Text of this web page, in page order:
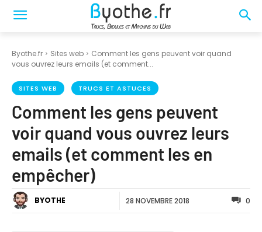
Byothe.fr Sites web
Comment les gens peuvent voir quand
vous ouvrez leurs emails (et comment...
SITES WEB TRUCS ET ASTUCES
Comment les gens peuvent
voir quand vous ouvrez leurs
emails (et comment les en
empêcher)
BYOTHE 28 NOVEMBRE 2018 0